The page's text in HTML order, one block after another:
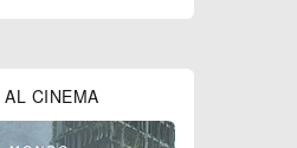
AL CINEMA